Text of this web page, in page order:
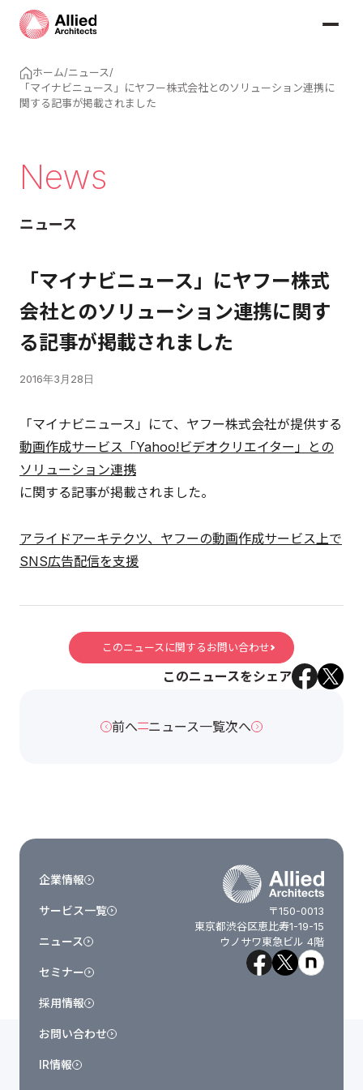
ホーム/ニュース/
「マイナビニュース」にヤフー株式会社とのソリューション連携に
関する記事が掲載されました
News
ニュース
「マイナビニュース」にヤフー株式
会社とのソリューション連携に関す
る記事が掲載されました
2016年3月28日
「マイナビニュース」にて、ヤフー株式会社が提供する
動画作成サービス「Yahoo!ビデオクリエイター」との
ソリューション連携
に関する記事が掲載されました。
アライドアーキテクツ、ヤフーの動画作成サービス上で
SNS広告配信を支援
このニュースに関するお問い合わせ
このニュースをシェア
前へ ニュース一覧次へ
〒150-0013
東京都渋谷区恵比寿1-19-15
ウノサワ東急ビル 4階
企業情報
サービス一覧
ニュース
セミナー
採用情報
お問い合わせ
IR情報